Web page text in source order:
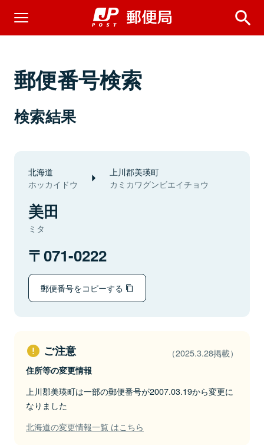
郵便番号検索
検索結果
北海道
ホッカイドウ
上川郡美瑛町
カミカワグンビエイチョウ
美田
ミタ
071-0222
郵便番号をコピーする
ご注意 （2025.3.28掲載）
住所等の変更情報
上川郡美瑛町は一部の郵便番号が2007.03.19から変更に
なりました
北海道の変更情報一覧 はこちら